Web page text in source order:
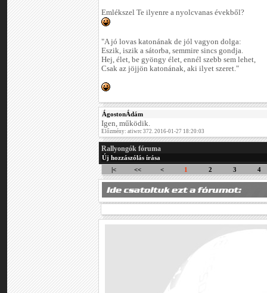
Emlékszel Te ilyenre a nyolcvanas évekből?
"A jó lovas katonának de jól vagyon dolga:
Eszik, iszik a sátorba, semmire sincs gondja.
Hej, élet, be gyöngy élet, ennél szebb sem lehet,
Csak az jöjjön katonának, aki ilyet szeret."
ÁgostonÁdám
Igen, működik.
Előzmény: atiwrc 372. 2016-01-27 18:20:03
Rallyongók fóruma
Új hozzászólás írása
|<
<< < 1 2 3 4